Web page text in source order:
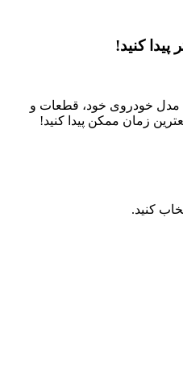
پیدا کنید!
مدل خودروی خود، قطعات و
زمان ممکن پیدا کنید!
کنید.